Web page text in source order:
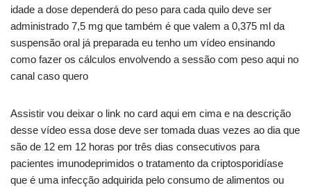
idade a dose dependerá do peso para cada quilo deve ser
administrado 7,5 mg que também é que valem a 0,375 ml da
suspensão oral já preparada eu tenho um vídeo ensinando
como fazer os cálculos envolvendo a sessão com peso aqui no
canal caso quero
Assistir vou deixar o link no card aqui em cima e na descrição
desse vídeo essa dose deve ser tomada duas vezes ao dia que
são de 12 em 12 horas por três dias consecutivos para
pacientes imunodeprimidos o tratamento da criptosporidíase
que é uma infecção adquirida pelo consumo de alimentos ou